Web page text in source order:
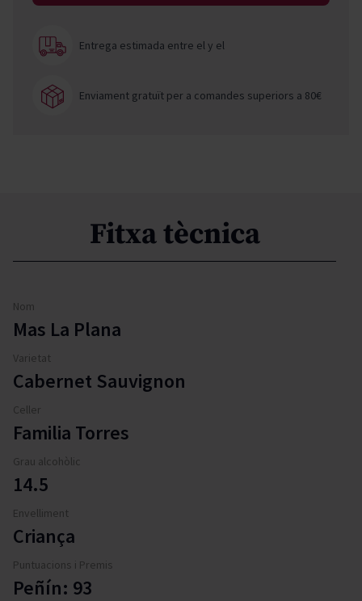
Entrega estimada entre ely el
Enviament gratuït per a comandes superiors a 80€
Fitxa tècnica
Nom
Mas La Plana
Varietat
Cabernet Sauvignon
Celler
Familia Torres
Grau alcohòlic
14.5
Envelliment
Criança
Puntuacions i Premis
Peñín: 93